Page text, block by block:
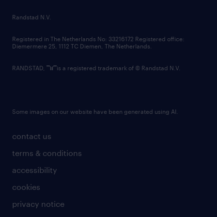
country websites
contact us
terms & conditions
accessibility
cookies
privacy notice
Randstad N.V.
Registered in The Netherlands No: 33216172 Registered office:
Diemermere 25, 1112 TC Diemen, The Netherlands.
RANDSTAD, is a registered trademark of © Randstad N.V.
Some images on our website have been generated using AI.